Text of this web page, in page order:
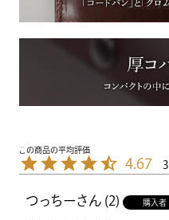
4.67 3
つっちー 2 購入者